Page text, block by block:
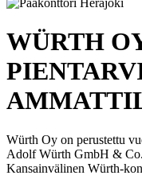
WÜRTH
Würth Oy on perustettu
Adolf Würth GmbH &
Kansainvälinen Würth-